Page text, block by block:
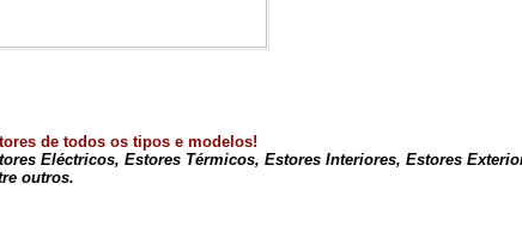
de todos os tipos e modelos!
Eléctricos, Estores Térmicos, Estores Interiores, Estores
outros.